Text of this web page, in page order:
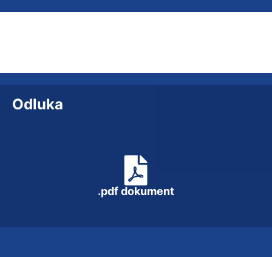
Odluka
.pdf dokument